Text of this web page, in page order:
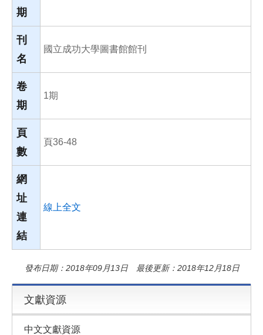
期
刊
名
國立成功大學圖書館館刊
卷
期
1期
頁
數
頁36-48
網
址
連
結
線上全文
發布日期：2018年09月13日 最後更新：2018年12月18日
文獻資源
中文文獻資源